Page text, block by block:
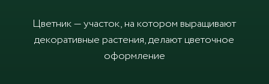
Цветник — участок, на котором выращивают
декоративные растения, делают цветочное
оформление